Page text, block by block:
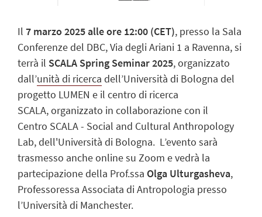
Il 7 marzo 2025 alle ore 12:00 (CET), presso la Sala
Conferenze del DBC, Via degli Ariani 1 a Ravenna, si
terrà il SCALA Spring Seminar 2025, organizzato
dall’unità di ricerca dell’Università di Bologna del
progetto LUMEN e il centro di ricerca
SCALA,organizzato in collaborazione con il
Centro SCALA - Social and Cultural Anthropology
Lab, dell'Università di Bologna. L’evento sarà
trasmesso anche online su Zoom e vedrà la
partecipazione della Prof.ssa Olga Ulturgasheva,
Professoressa Associata di Antropologia presso
l’Università di Manchester.